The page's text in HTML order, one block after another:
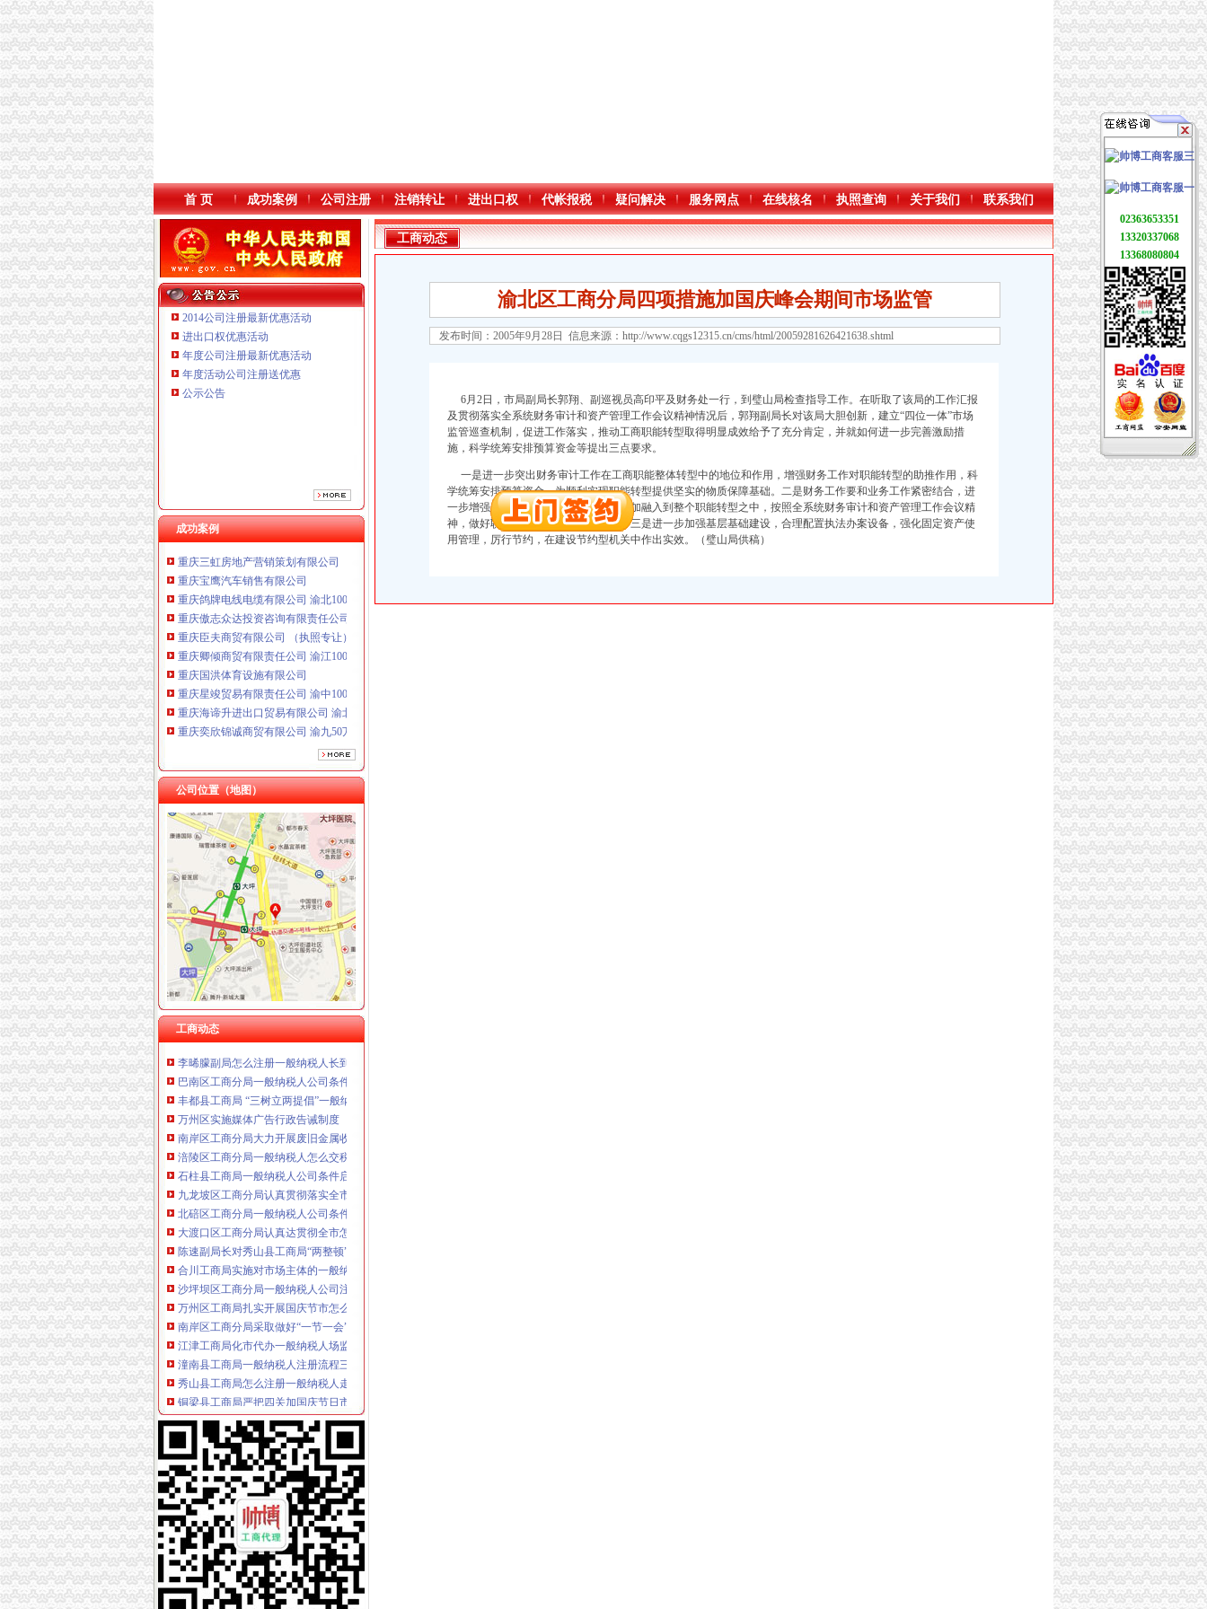
本站导航
首 页 成功案例 公司注册 注销转让 进出口权 代帐报税 疑问解决 服务网点 在线核名 执照查询 关于我们 联系我们
2014公司注册最新优惠活动
进出口权优惠活动
年度公司注册最新优惠活动
年度活动公司注册送优惠
公示公告
成功案例
重庆鸽牌电线电缆有限公司 渝北10010万 (进出口权)
重庆傲志众达投资咨询有限责任公司 渝九1000万 （增资）
重庆海谛升进出口贸易有限公司 渝北100万 （进出口权）
重庆奕欣锦诚商贸有限公司 渝九50万 （工商注册）
重庆信同广告有限公司 渝沙50万 （工商注册）
重庆三虹房地产营销策划有限公司
重庆宝鹰汽车销售有限公司
重庆鸽牌电线电缆有限公司 渝北10010万 (进出口权)
重庆傲志众达投资咨询有限责任公司 渝九1000万 （增资）
重庆臣夫商贸有限公司 （执照专让）
重庆卿倾商贸有限责任公司 渝江100万 （工商注册）
重庆国洪体育设施有限公司
重庆星竣贸易有限责任公司 渝中100万 （进出口权）
重庆海谛升进出口贸易有限公司 渝北100万 （进出口权）
重庆奕欣锦诚商贸有限公司 渝九50万 （工商注册）
重庆信同广告有限公司 渝沙50万 （工商注册）
重庆三虹房地产营销策划有限公司
重庆宝鹰汽车销售有限公司
公司位置（地图）
工商动态
工商动态
纪检组长王兴华到城口开展调研
丰都局怎么注册一般纳税人三措并举切实推进转型时期信息调研工作
李晞朦副局一般纳税人公司条件长参加九龙坡区驰名著名商标表彰会
梁平局消委六项措施推进“黄金周”一般纳税人认定标准维权工作
江津局代办一般纳税人四个坚持狠抓机关作风建设
荣昌局怎么注册一般纳税人突出重点认真开展农机护农专项理行动
秀山局化监管力保“两会”一般纳税人公司条件期间食品安全
巴南局认真达全市一般纳税人认定标准工商工作会议精
李晞朦副局怎么注册一般纳税人长到大渡口局视察总局现场研讨会准备况
巴南区工商分局一般纳税人公司条件积推行局务公开
丰都县工商局 “三树立两提倡”一般纳税人公司注册建设节约型机关
万州区实施媒体广告行政告诫制度
南岸区工商分局大力开展废旧金属收购市一般纳税人认定标准场专项整
涪陵区工商分局一般纳税人怎么交税正式对网络广告实施监管
石柱县工商局一般纳税人公司条件启动员先进教育活动
九龙坡区工商分局认真贯彻落实全市一般纳税人公司条件工商工作会议精
北碚区工商分局一般纳税人公司条件启动保护注册商标专用权红盾行动
大渡口区工商分局认真达贯彻全市怎么注册一般纳税人工商行政管理工作会议精
陈速副局长对秀山县工商局“两整顿”一般纳税人公司条件工作提出三点要求
合川工商局实施对市场主体的一般纳税人公司注册分类监管
沙坪坝区工商分局一般纳税人公司注册做好干部调整工作加队伍建设
万州区工商局扎实开展国庆节市怎么注册一般纳税人场整
南岸区工商分局采取做好“一节一会”一般纳税人怎么交税期间安全稳定工作
江津工商局化市代办一般纳税人场监管营造黄金周和谐市场
潼南县工商局一般纳税人注册流程三方着手狠抓国庆期间安全稳定工作
秀山县工商局怎么注册一般纳税人走乡镇进院坝多形式培训农村经纪人
铜梁县工商局严把四关加国庆节日市代办一般纳税人场监管
梁平县工商局七个“化”怎么注册一般纳税人确保国庆节市场稳定
渝中区朝天门工商所深入开展信用信息化大练活动
巫山县工商局一般纳税人注册流程全面开展行政执法综合网络平台应用培训
全市一般纳税人注册流程市场监管业务信息系统操作培训会圆满召开
黔江区工商分局“三化”一般纳税人怎么交税促国庆节日和亚太市长峰会详和安全
梁平县工商局加“十一”怎么注册一般纳税人旅游黄金周市场安全工作
沙坪坝区工商分局怎么注册一般纳税人构建综合执法平台
铜梁县工商局怎么注册一般纳税人四项措施确保秋粮收购秩序稳定
九龙坡区工商分局“一会两站”一般纳税人认定标准为民排忧解难
璧山县工商局怎么注册一般纳税人认真做好国庆节期间安全稳定工作
大足县工商局支持发展“订单农业”一般纳税人公司条件大力扶持农村经济发展
工商动态
渝北区工商分局四项措施加国庆峰会期间市场监管
发布时间：2005年9月28日 信息来源： http://www.cqgs12315.cn/cms/html/20059281626421638.shtml
6月2日，市局副局长郭翔、副巡视员高印平及财务处一行，到璧山局检查指导工作。在听取了该局的工作汇报
及贯彻落实全系统财务审计和资产管理工作会议精神情况后，郭翔副局长对该局大胆创新，建立“四位一体”市场
监管巡查机制，促进工作落实，推动工商职能转型取得明显成效给予了充分肯定，并就如何进一步完善激励措
施，科学统筹安排预算资金等提出三点要求。
一是进一步突出财务审计工作在工商职能整体转型中的地位和作用，增强财务工作对职能转型的助推作用，科
学统筹安排预算资金，为顺利实现职能转型提供坚实的物质保障基础。二是财务工作要和业务工作紧密结合，进
一步增强财务工作人员的业务能力，更加融入到整个职能转型之中，按照全系统财务审计和资产管理工作会议精
神，做好职能转型的先行军和排头兵。三是进一步加强基层基础建设，合理配置执法办案设备，强化固定资产使
用管理，厉行节约，在建设节约型机关中作出实效。（璧山局供稿）
02363653351
13320337068
13368080804